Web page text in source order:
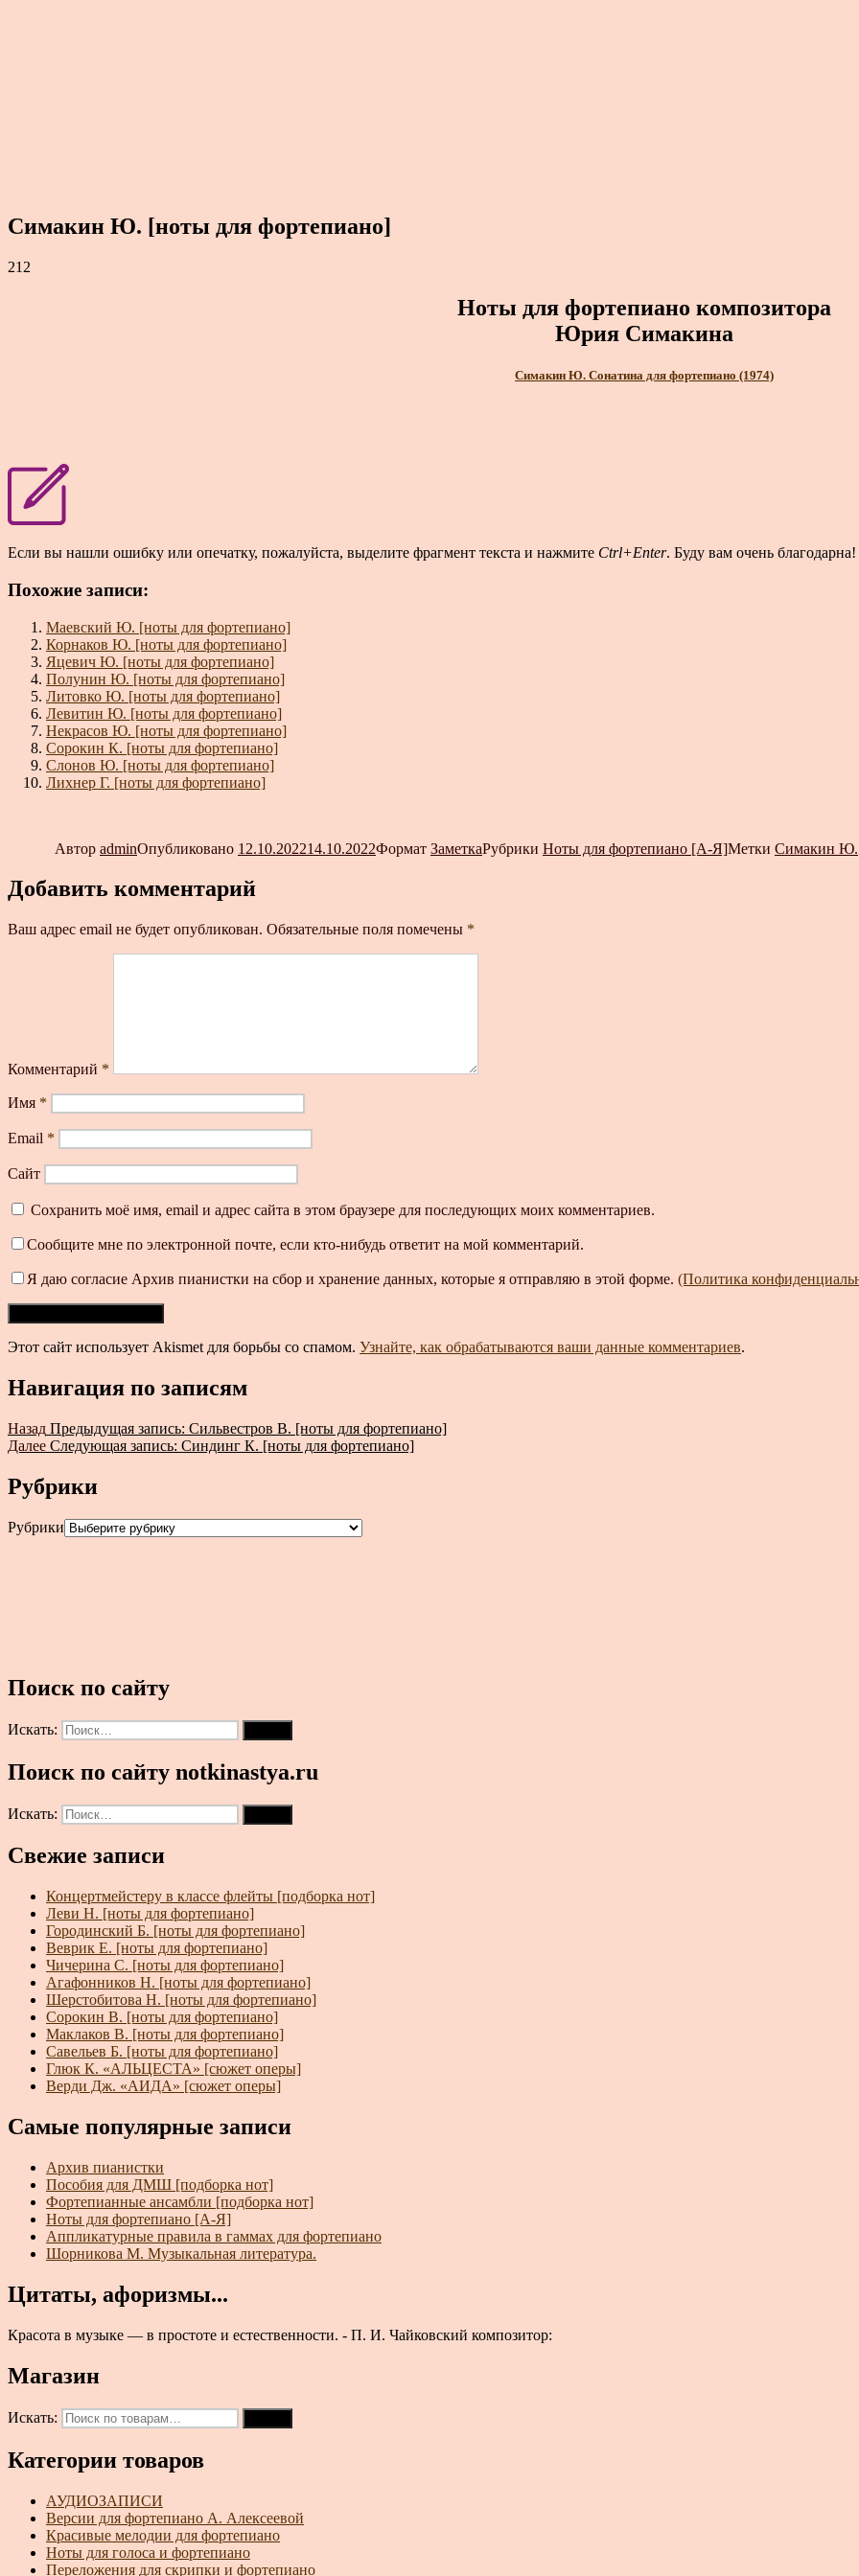
Симакин Ю. [ноты для фортепиано]
212
Ноты для фортепиано композитора
Юрия Симакина
Симакин Ю. Сонатина для фортепиано (1974)
Если вы нашли ошибку или опечатку, пожалуйста, выделите фрагмент текста и нажмите Ctrl+Enter. Буду вам очень благодарна!
Похожие записи:
Маевский Ю. [ноты для фортепиано]
Корнаков Ю. [ноты для фортепиано]
Яцевич Ю. [ноты для фортепиано]
Полунин Ю. [ноты для фортепиано]
Литовко Ю. [ноты для фортепиано]
Левитин Ю. [ноты для фортепиано]
Некрасов Ю. [ноты для фортепиано]
Сорокин К. [ноты для фортепиано]
Слонов Ю. [ноты для фортепиано]
Лихнер Г. [ноты для фортепиано]
Автор adminОпубликовано 12.10.202214.10.2022Формат ЗаметкаРубрики Ноты для фортепиано [А-Я]Метки Симакин Ю.
Добавить комментарий
Ваш адрес email не будет опубликован. Обязательные поля помечены *
Комментарий *
Имя *
Email *
Сайт
Сохранить моё имя, email и адрес сайта в этом браузере для последующих моих комментариев.
Сообщите мне по электронной почте, если кто-нибудь ответит на мой комментарий.
Я даю согласие Архив пианистки на сбор и хранение данных, которые я отправляю в этой форме. (Политика
Этот сайт использует Akismet для борьбы со спамом. Узнайте, как обрабатываются ваши данные комментариев.
Навигация по записям
Назад Предыдущая запись: Сильвестров В. [ноты для фортепиано]
Далее Следующая запись: Синдинг К. [ноты для фортепиано]
Рубрики
Рубрики
Поиск по сайту
Искать:
Поиск по сайту notkinastya.ru
Искать:
Свежие записи
Концертмейстеру в классе флейты [подборка нот]
Леви Н. [ноты для фортепиано]
Городинский Б. [ноты для фортепиано]
Веврик Е. [ноты для фортепиано]
Чичерина С. [ноты для фортепиано]
Агафонников Н. [ноты для фортепиано]
Шерстобитова Н. [ноты для фортепиано]
Сорокин В. [ноты для фортепиано]
Маклаков В. [ноты для фортепиано]
Савельев Б. [ноты для фортепиано]
Глюк К. «АЛЬЦЕСТА» [сюжет оперы]
Верди Дж. «АИДА» [сюжет оперы]
Самые популярные записи
Архив пианистки
Пособия для ДМШ [подборка нот]
Фортепианные ансамбли [подборка нот]
Ноты для фортепиано [А-Я]
Аппликатурные правила в гаммах для фортепиано
Шорникова М. Музыкальная литература.
Цитаты, афоризмы...
Красота в музыке — в простоте и естественности. - П. И. Чайковский композитор:
Магазин
Искать:
Категории товаров
АУДИОЗАПИСИ
Версии для фортепиано А. Алексеевой
Красивые мелодии для фортепиано
Ноты для голоса и фортепиано
Переложения для скрипки и фортепиано